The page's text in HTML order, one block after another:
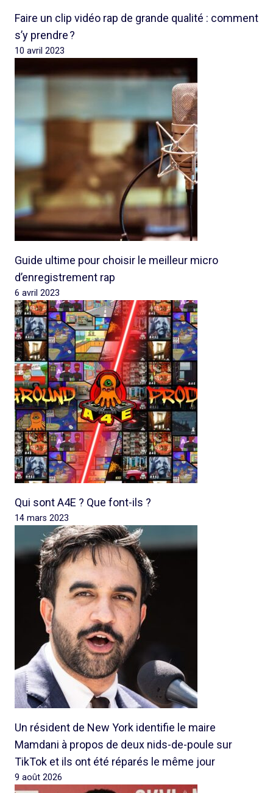
Faire un clip vidéo rap de grande qualité : comment
s’y prendre ?
10 avril 2023
Guide ultime pour choisir le meilleur micro
d’enregistrement rap
6 avril 2023
Qui sont A4E ? Que font-ils ?
14 mars 2023
Un résident de New York identifie le maire
Mamdani à propos de deux nids-de-poule sur
TikTok et ils ont été réparés le même jour
9 août 2026